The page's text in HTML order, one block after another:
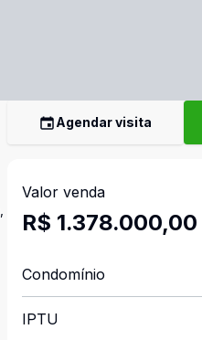
Agendar visita
Valor venda
R$ 1.378.000,00
Condomínio
IPTU